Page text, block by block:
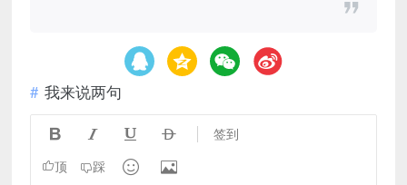
我来说两句
    签到
顶 踩  